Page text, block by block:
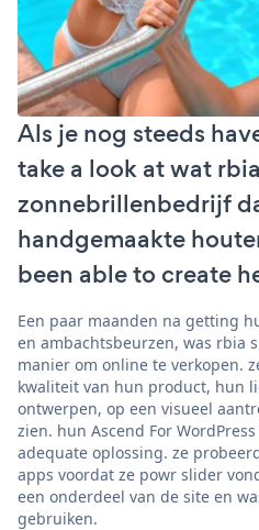
Als je nog steeds
take a look at wat
zonnebrillenbedrijf
handgemaakte
been able to create
Een paar maanden na getting
en ambachtsbeurzen, was rbia
manier om online te verkopen.
kwaliteit van hun product, hun
ontwerpen, op een visueel
zien. hun Ascend For
adequate oplossing. ze
apps voordat ze powr slider
een onderdeel van de site en
gebruiken.